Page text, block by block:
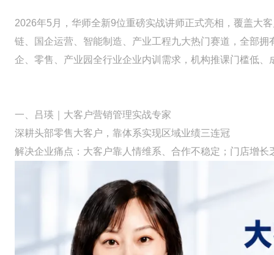
2026年5月，华师全新9位重磅实战讲师正式亮相，覆盖大
链、国企运营、智能制造、产业工程九大热门赛道，全部
企、零售、产业园全行业企业内训需求，机构推课门槛低、
一、吕瑛｜大客户营销管理实战专家
深耕头部零售大客户，靠体系实现区域业绩三连冠
解决企业痛点：大客户靠人情维系、合作不稳定；门店增